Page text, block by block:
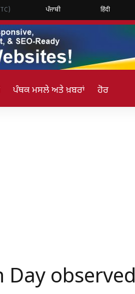
ਪੰਜਾਬੀ हिंदी
ਪੰਥਕ ਮਸਲੇ ਅਤੇ ਖ਼ਬਰਾਂ ਹੋਰ
observed